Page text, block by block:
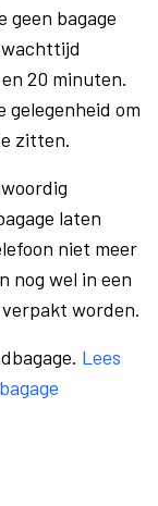
geen bagage
20 minuten.
gelegenheid om
zitten.
laten
niet meer
nog wel in een
worden.
Lees